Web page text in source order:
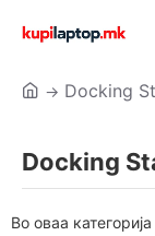
Docking
Docking
Во оваа